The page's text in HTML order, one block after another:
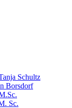
Schultz
Borsdorf
Sc.